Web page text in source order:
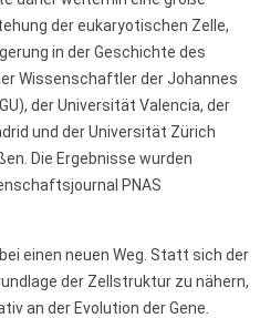
der eukaryotischen Zelle,
in der Geschichte des
Wissenschaftler der Johannes
der Universität Valencia, der
und der Universität Zürich
Die Ergebnisse wurden
PNAS
einen neuen Weg. Statt sich der
der Zellstruktur zu nähern,
an der Evolution der Gene.